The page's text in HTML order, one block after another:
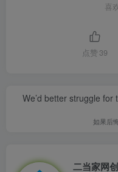
喜
点赞 39
We’d better struggle
如果后
二当家网创